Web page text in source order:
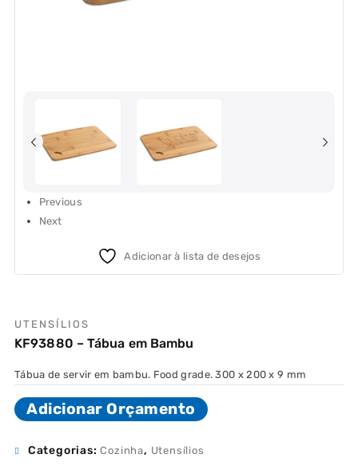
Previous
Next
Adicionar à lista de desejos
UTENSÍLIOS
KF93880 – Tábua em Bambu
Tábua de servir em bambu. Food grade. 300 x 200 x 9 mm
Adicionar Orçamento
Categorias:Cozinha, Utensílios